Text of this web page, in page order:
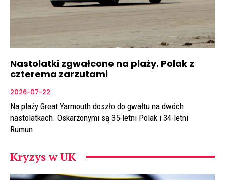
Nastolatki zgwałcone na plaży. Polak z
czterema zarzutami
2026-07-22
Na plaży Great Yarmouth doszło do gwałtu na dwóch
nastolatkach. Oskarżonymi są 35-letni Polak i 34-letni
Rumun.
Kryzys w UK